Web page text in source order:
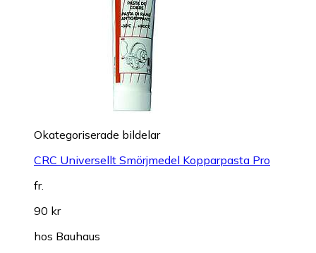
Okategoriserade bildelar
CRC Universellt Smörjmedel Kopparpasta Pro
fr.
90 kr
hos Bauhaus